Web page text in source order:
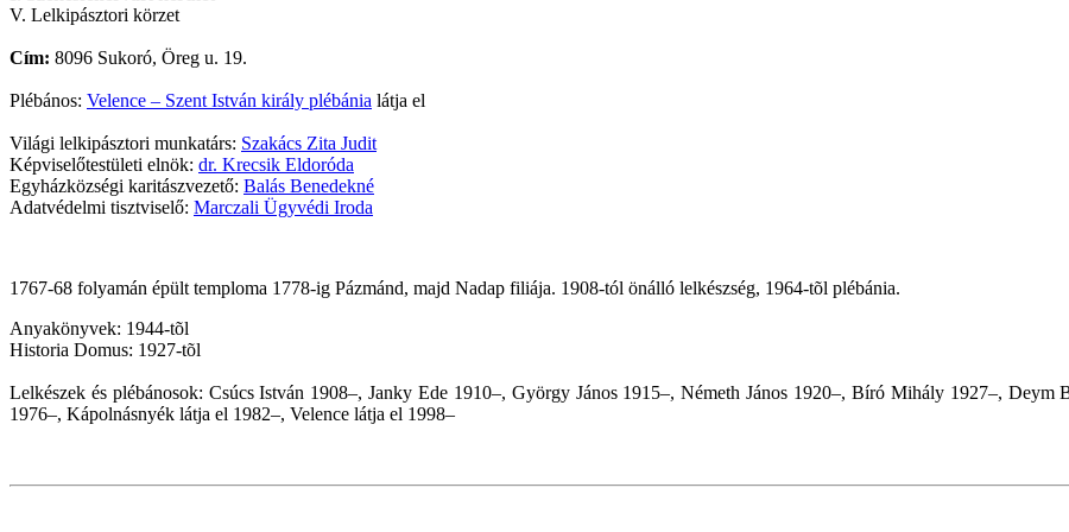
V. Lelkipásztori körzet
Cím: 8096 Sukoró, Öreg u. 19.
Plébános: Velence – Szent István király plébánia látja el
Világi lelkipásztori munkatárs: Szakács Zita Judit
Képviselőtestületi elnök: dr. Krecsik Eldoróda
Egyházközségi karitászvezető: Balás Benedekné
Adatvédelmi tisztviselő: Marczali Ügyvédi Iroda
1767-68 folyamán épült temploma 1778-ig Pázmánd, majd Nadap filiája. 1908-tól önálló lelkészség, 1964-tõl plébánia.
Anyakönyvek: 1944-tõl
Historia Domus: 1927-tõl
Lelkészek és plébánosok: Csúcs István 1908–, Janky Ede 1910–, György János 1915–, Németh János 1920–, Bíró Mihály 1927–,
1976–, Kápolnásnyék látja el 1982–, Velence látja el 1998–